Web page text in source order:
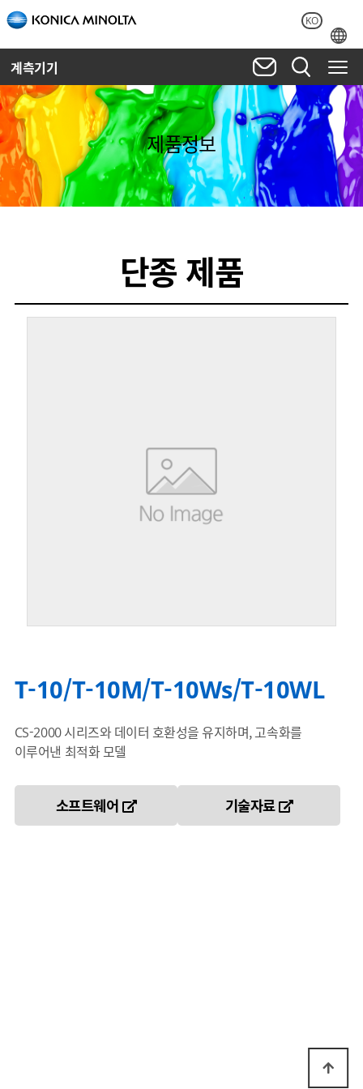
KO
계측기기
제품정보
단종 제품
T-10/T-10M/T-10Ws/T-10WL
CS-2000 시리즈와 데이터 호환성을 유지하며, 고속화를
이루어낸 최적화 모델
소프트웨어 기술자료